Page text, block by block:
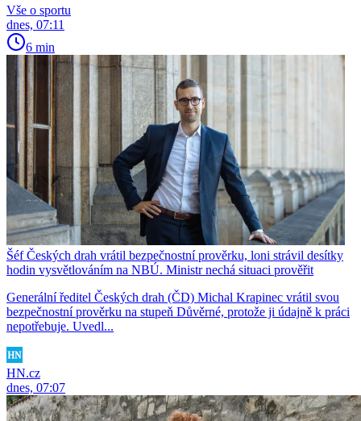
Vše o sportu
dnes, 07:11
6 min
Šéf Českých drah vrátil bezpečnostní prověrku, loni strávil desítky
hodin vysvětlováním na NBÚ. Ministr nechá situaci prověřit
Generální ředitel Českých drah (ČD) Michal Krapinec vrátil svou
bezpečnostní prověrku na stupeň Důvěrné, protože ji údajně k práci
nepotřebuje. Uvedl...
HN.cz
dnes, 07:07